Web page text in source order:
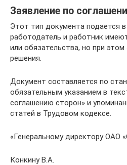
Заявление по
Этот тип документа подается
работодатель и работник
или обязательства, но при
решения.
Документ составляется по
обязательным указанием в
соглашению сторон» и
статей в Трудовом кодексе.
«Генеральному директору ОАО
Конкину В.А.